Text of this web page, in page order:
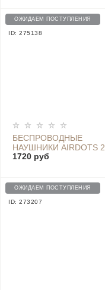
ОЖИДАЕМ ПОСТУПЛЕНИЯ
ID: 275138
БЕСПРОВОДНЫЕ
НАУШНИКИ AIRDOTS 2
TRUE WIRELESS
1720 руб
ОЖИДАЕМ ПОСТУПЛЕНИЯ
ID: 273207